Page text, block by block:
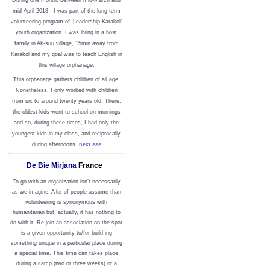
mid-April 2018 - I was part of the long term
volunteering program of ‘Leadership Karakol’
youth organization. I was living in a host
family in Ak-suu village, 15min away from
Karakol and my goal was to teach English in
this village orphanage.
This orphanage gathers children of all age.
Nonetheless, I only worked with children
from six to around twenty years old. There,
the oldest kids went to school on mornings
and so, during these times, I had only the
youngest kids in my class, and reciprocally
during afternoons. next >>>
De Bie Mirjana France
To go with an organization isn’t necessarily
as we imagine. A lot of people assume than
volunteering is synonymous with
humanitarian but, actually, it has nothing to
do with it. Re-join an association on the spot
is a given opportunity to/for build-ing
something unique in a particular place during
a special time. This time can takes place
during a camp (two or three weeks) or a